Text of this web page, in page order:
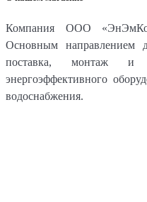
Компания ООО
Основным направлением
поставка, монтаж и
энергоэффективного
водоснабжения.